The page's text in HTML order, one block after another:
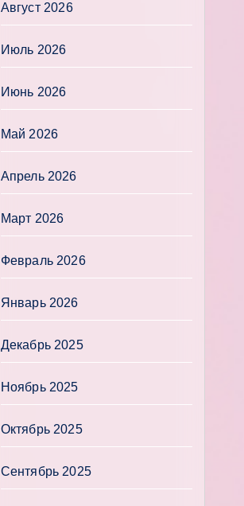
Август 2026
Июль 2026
Июнь 2026
Май 2026
Апрель 2026
Март 2026
Февраль 2026
Январь 2026
Декабрь 2025
Ноябрь 2025
Октябрь 2025
Сентябрь 2025